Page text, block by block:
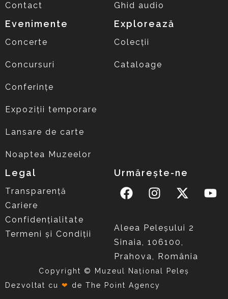
Contact Ghid audio
Evenimente
Concerte
Concursuri
Conferințe
Expoziții temporare
Lansare de carte
Noaptea Muzeelor
Explorează
Colecții
Cataloage
Legal
Transparență
Cariere
Confidențialitate
Termeni și Condiții
Urmărește-ne
Aleea Peleşului 2
Sinaia, 106100,
Prahova, România
Copyright © Muzeul Național Peleș
Dezvoltat cu ❤ de The Point Agency